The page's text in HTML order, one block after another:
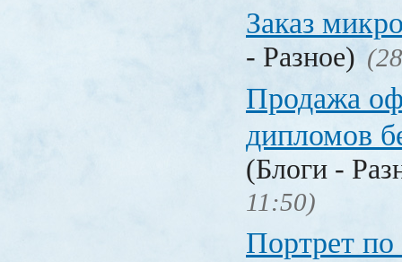
Заказ
- Разное)
Продажа
дипломов
(Блоги -
11:50)
Портрет